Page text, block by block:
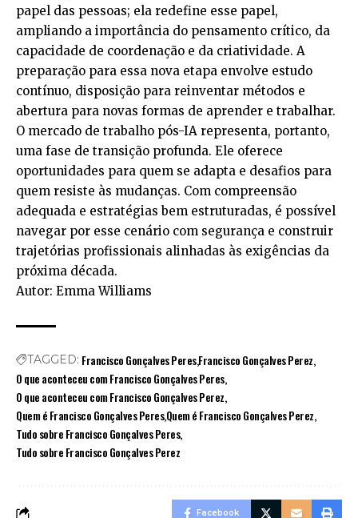
papel das pessoas; ela redefine esse papel,
ampliando a importância do pensamento crítico, da
capacidade de coordenação e da criatividade. A
preparação para essa nova etapa envolve estudo
contínuo, disposição para reinventar métodos e
abertura para novas formas de aprender e trabalhar.
O mercado de trabalho pós-IA representa, portanto,
uma fase de transição profunda. Ele oferece
oportunidades para quem se adapta e desafios para
quem resiste às mudanças. Com compreensão
adequada e estratégias bem estruturadas, é possível
navegar por esse cenário com segurança e construir
trajetórias profissionais alinhadas às exigências da
próxima década.
Autor: Emma Williams
TAGGED: Francisco Gonçalves PeresFrancisco Gonçalves Perez
O que aconteceu com Francisco Gonçalves Peres
O que aconteceu com Francisco Gonçalves Perez
Quem é Francisco Gonçalves PeresQuem é Francisco Gonçalves Perez
Tudo sobre Francisco Gonçalves Peres
Tudo sobre Francisco Gonçalves Perez
Facebook